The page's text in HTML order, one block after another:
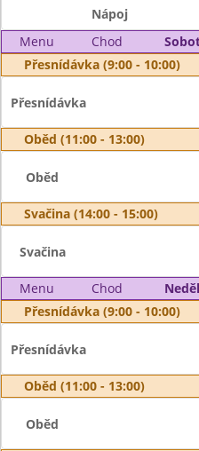
Nápoj
Menu
Chod
Přesnídávka (9:00 - 10:00)
Přesnídávka
Oběd (11:00 - 13:00)
Oběd
Svačina (14:00 - 15:00)
Svačina
Menu Chod
Přesnídávka (9:00 - 10:00)
Přesnídávka
Oběd (11:00 - 13:00)
Oběd